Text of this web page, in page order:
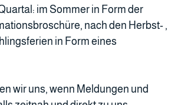
im Sommer in Form der
nach den Herbst- ,
in Form eines
wir uns, wenn Meldungen und